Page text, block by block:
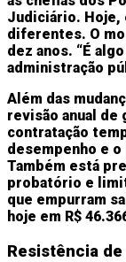
Judiciário. Hoje,
diferentes. O
dez anos. “É
administração
Além das
revisão anual de
contratação
desempenho e
Também está
probatório e
que empurram
hoje em R$
Resistência